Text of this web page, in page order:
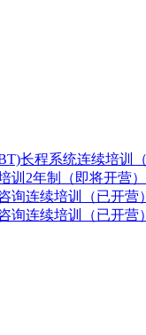
长程系统连续培训
训2年制（即将开营）
询连续培训（已开营）
询连续培训（已开营）